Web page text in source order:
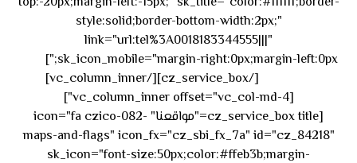
style:solid;border-bottom-width:2px;"
link="url:tel%3A0018183344555|||"
sk_icon_mobile="margin-right:0px;margin-left:0px;"]
[/cz_service_box][/vc_column_inner]
[vc_column_inner offset="vc_col-md-4"]
[cz_service_box title="مواقعنا" icon="fa czico-082-
maps-and-flags" icon_fx="cz_sbi_fx_7a" id="cz_84218"
sk_icon="font-size:50px;color:#ffeb3b;margin-